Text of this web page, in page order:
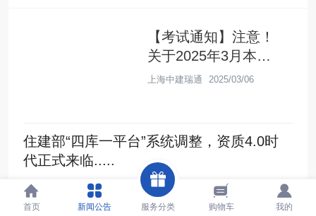
【考试通知】注意！
关于2025年3月本
市“三类人员”线下考试
上海中建瑞通 2025/03/06
住建部“四库一平台”系统调整，资质4.0时
代正式来临.....
上海中建瑞通 2025/03/06
首页 新闻公告 服务分类 购物车 我的